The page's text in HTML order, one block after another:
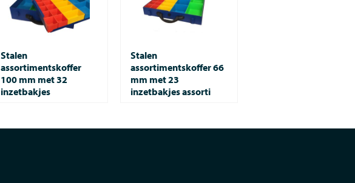
Stalen
assortimentskoffer
100 mm met 32
inzetbakjes
Stalen
assortimentskoffer 66
mm met 23
inzetbakjes assorti